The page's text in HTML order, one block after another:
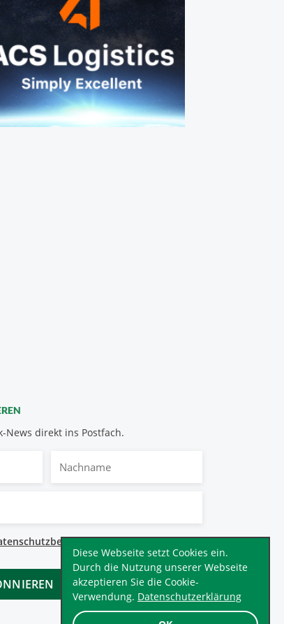
Diese Webseite setzt Cookies ein.
Durch die Nutzung unserer Webseite
akzeptieren Sie die Cookie-
Verwendung. Datenschutzerklärung
News direkt ins Postfach.
.*